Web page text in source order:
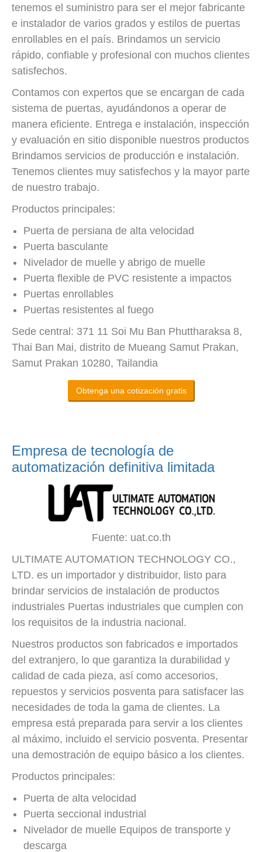
tenemos el suministro para ser el mejor fabricante
e instalador de varios grados y estilos de puertas
enrollables en el país. Brindamos un servicio
rápido, confiable y profesional con muchos clientes
satisfechos.
Contamos con expertos que se encargan de cada
sistema de puertas, ayudándonos a operar de
manera eficiente. Entrega e instalación, inspección
y evaluación en sitio disponible nuestros productos
Brindamos servicios de producción e instalación.
Tenemos clientes muy satisfechos y la mayor parte
de nuestro trabajo.
Productos principales:
Puerta de persiana de alta velocidad
Puerta basculante
Nivelador de muelle y abrigo de muelle
Puerta flexible de PVC resistente a impactos
Puertas enrollables
Puertas resistentes al fuego
Sede central: 371 11 Soi Mu Ban Phuttharaksa 8,
Thai Ban Mai, distrito de Mueang Samut Prakan,
Samut Prakan 10280, Tailandia
Obtenga una cotización gratis
Empresa de tecnología de
automatización definitiva limitada
Fuente: uat.co.th
ULTIMATE AUTOMATION TECHNOLOGY CO.,
LTD. es un importador y distribuidor, listo para
brindar servicios de instalación de productos
industriales Puertas industriales que cumplen con
los requisitos de la industria nacional.
Nuestros productos son fabricados e importados
del extranjero, lo que garantiza la durabilidad y
calidad de cada pieza, así como accesorios,
repuestos y servicios posventa para satisfacer las
necesidades de toda la gama de clientes. La
empresa está preparada para servir a los clientes
al máximo, incluido el servicio posventa. Presentar
una demostración de equipo básico a los clientes.
Productos principales:
Puerta de alta velocidad
Puerta seccional industrial
Nivelador de muelle Equipos de transporte y
descarga